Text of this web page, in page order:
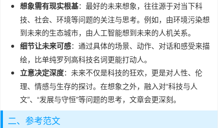
想象需有现实根基：最好的未来想象，往往源于对当下科
技、社会、环境等问题的关注与思考。例如，由环境污染想
到未来的生态城市，由人工智能想到未来的人机关系。
细节让未来可感：通过具体的场景、动作、对话和感受来描
绘，比单纯罗列高科技名词更能打动人。
立意决定深度：未来不仅是科技的狂欢，更是对人性、伦
理、情感与生存的探讨。在想象之外，融入对“科技与人
文”、“发展与守恒”等问题的思考，文章会更深刻。
二、参考范文